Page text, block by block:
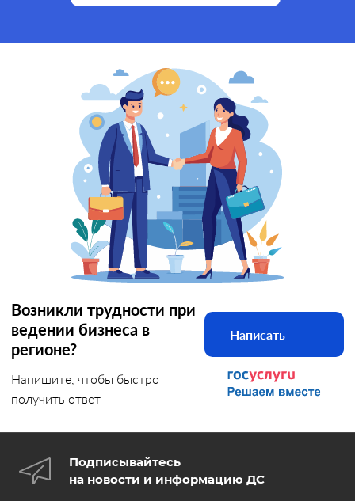
Возникли трудности при
ведении бизнеса в
регионе?
Напишите, чтобы быстро
получить ответ
Написать
Подписывайтесь
на новости и информацию ДС